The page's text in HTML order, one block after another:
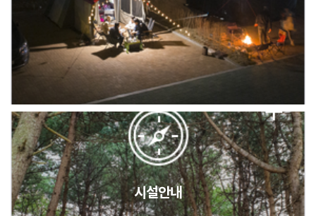
[6/1]전산시스템 점검 및 안정화에 따른 서비스 이용 제한 안내
시설안내